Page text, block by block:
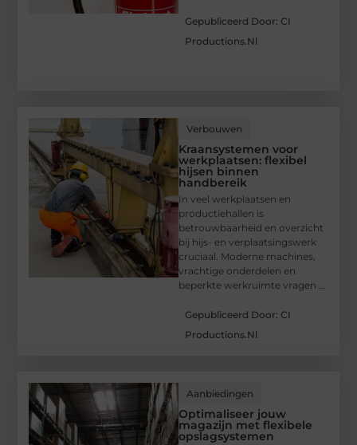
Gepubliceerd Door: CI
Productions.nl
Verbouwen
Kraansystemen voor
werkplaatsen: flexibel
hijsen binnen
handbereik
In veel werkplaatsen en
productiehallen is
betrouwbaarheid en overzicht
bij hijs- en verplaatsingswerk
cruciaal. Moderne machines,
vrachtige onderdelen en
beperkte werkruimte vragen ...
Gepubliceerd Door: CI
Productions.nl
Aanbiedingen
Optimaliseer jouw
magazijn met flexibele
opslagsystemen